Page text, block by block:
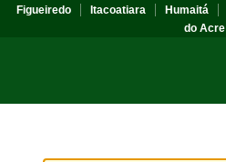
Figueiredo
Itacoatiara Humaitá
do Acre